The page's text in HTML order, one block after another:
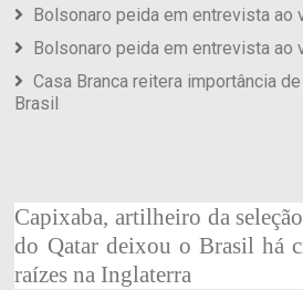
Bolsonaro peida em entrevista ao
Bolsonaro peida em entrevista ao
Casa Branca reitera importância
Brasil
Capixaba, artilheiro da
do Qatar deixou o Brasil há
raízes na Inglaterra